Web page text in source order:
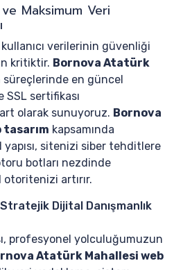
Maksimum Veri
verilerinin güvenliği
kritiktir. Bornova Atatürk
süreçlerinde en güncel
sertifikası
olarak sunuyoruz. Bornova
kapsamında
sitenizi siber tehditlere
botları nezdinde
artırır.
Dijital Danışmanlık
profesyonel yolculuğumuzun
Atatürk Mahallesi web